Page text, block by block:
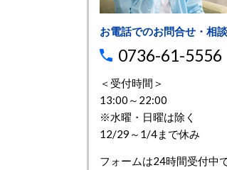
お電話でのお問合せ・相
0736-61-5556
＜受付時間＞
13:00～22:00
※水曜・日曜は除く
12/29～1/4まで休み
フォームは24時間受付中